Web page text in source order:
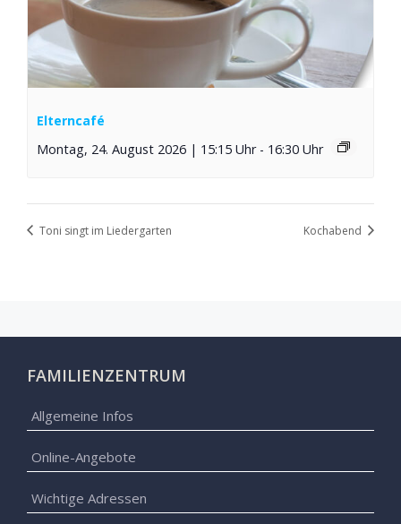
Elterncafé
Montag, 24. August 2026 | 15:15 Uhr - 16:30 Uhr
Toni singt im Liedergarten Kochabend
FAMILIENZENTRUM
Allgemeine Infos
Online-Angebote
Wichtige Adressen